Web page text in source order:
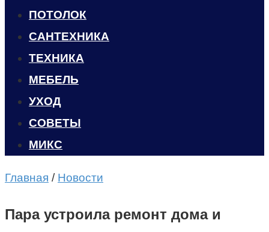
ПОТОЛОК
САНТЕХНИКА
ТЕХНИКА
МЕБЕЛЬ
УХОД
CОВЕТЫ
МИКС
Главная / Новости
Пара устроила ремонт дома и